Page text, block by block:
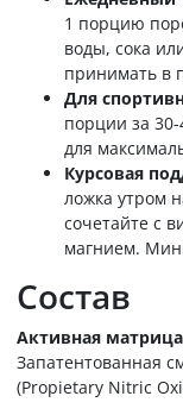
1 порцию
воды, сока
принимать в
Для
порции за
для
Курсовая
ложка утром
сочетайте с
магнием.
Состав
Активная
Запатентованная
(Propietary Nitric